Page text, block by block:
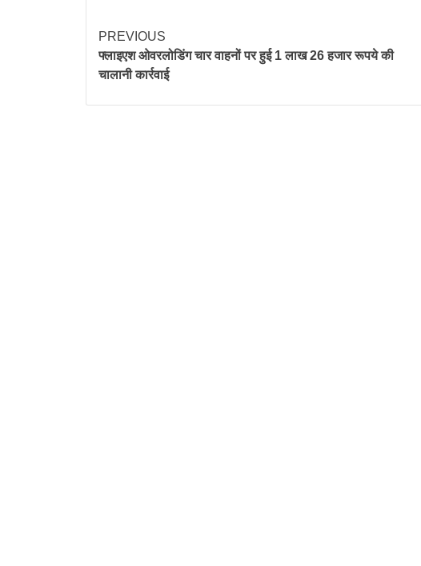
PREVIOUS
फ्लाइएश ओवरलोडिंग चार वाहनों पर हुई 1 लाख 26 हजार रूपये की
चालानी कार्रवाई